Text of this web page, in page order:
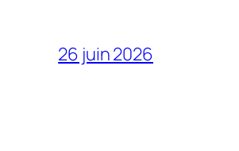
26 juin 2026